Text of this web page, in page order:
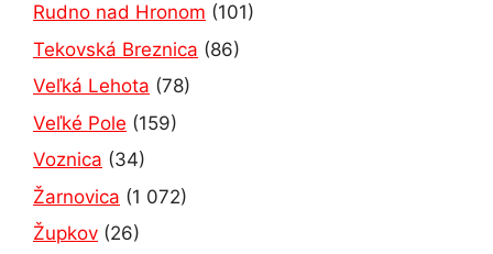
Rudno nad Hronom (101)
Tekovská Breznica (86)
Veľká Lehota (78)
Veľké Pole (159)
Voznica (34)
Žarnovica (1 072)
Župkov (26)